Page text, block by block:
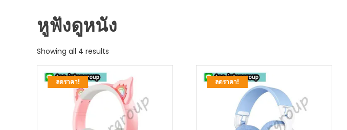
หูฟังดูหนัง
Showing all 4 results
by
latest
ลดราคา! ลดราคา!